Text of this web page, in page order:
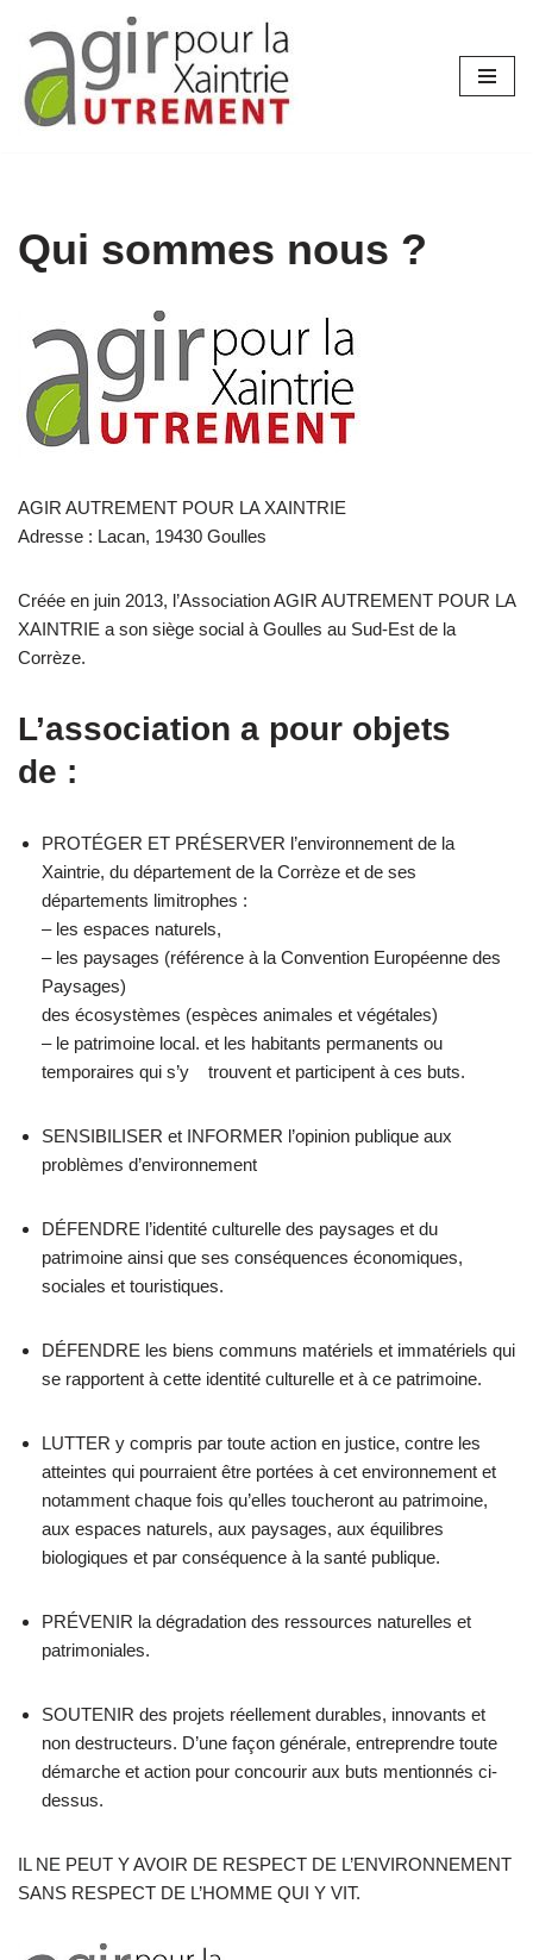
au
contenu
Qui sommes nous ?
AGIR AUTREMENT POUR LA XAINTRIE
Adresse : Lacan, 19430 Goulles
Créée en juin 2013, l’Association AGIR AUTREMENT POUR LA
XAINTRIE a son siège social à Goulles au Sud-Est de la
Corrèze.
L’association a pour objets
de :
PROTÉGER ET PRÉSERVER l’environnement de la
Xaintrie, du département de la Corrèze et de ses
départements limitrophes :
– les espaces naturels,
– les paysages (référence à la Convention Européenne des
Paysages)
des écosystèmes (espèces animales et végétales)
– le patrimoine local. et les habitants permanents ou
temporaires qui s’y trouvent et participent à ces buts.
SENSIBILISER et INFORMER l’opinion publique aux
problèmes d’environnement
DÉFENDRE l’identité culturelle des paysages et du
patrimoine ainsi que ses conséquences économiques,
sociales et touristiques.
DÉFENDRE les biens communs matériels et immatériels qui
se rapportent à cette identité culturelle et à ce patrimoine.
LUTTER y compris par toute action en justice, contre les
atteintes qui pourraient être portées à cet environnement et
notamment chaque fois qu’elles toucheront au patrimoine,
aux espaces naturels, aux paysages, aux équilibres
biologiques et par conséquence à la santé publique.
PRÉVENIR la dégradation des ressources naturelles et
patrimoniales.
SOUTENIR des projets réellement durables, innovants et
non destructeurs. D’une façon générale, entreprendre toute
démarche et action pour concourir aux buts mentionnés ci-
dessus.
IL NE PEUT Y AVOIR DE RESPECT DE L’ENVIRONNEMENT
SANS RESPECT DE L’HOMME QUI Y VIT.